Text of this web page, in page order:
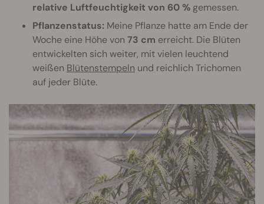
relative Luftfeuchtigkeit von 60 % gemessen.
Pflanzenstatus: Meine Pflanze hatte am Ende der
Woche eine Höhe von 73 cm erreicht. Die Blüten
entwickelten sich weiter, mit vielen leuchtend
weißen Blütenstempeln und reichlich Trichomen
auf jeder Blüte.